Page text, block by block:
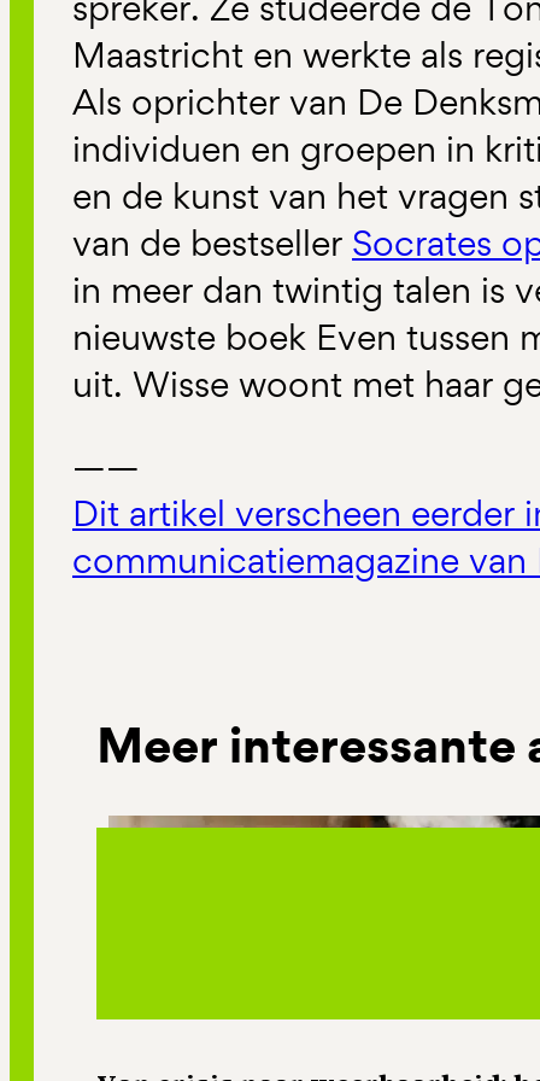
Maastricht en werkte als
Als oprichter van De
individuen en groepen in
en de kunst van het vragen
van de bestseller Socrates
in meer dan twintig talen is
nieuwste boek Even tussen
uit. Wisse woont met haar
——
Dit artikel verscheen eerder
communicatiemagazine van
Meer interessante